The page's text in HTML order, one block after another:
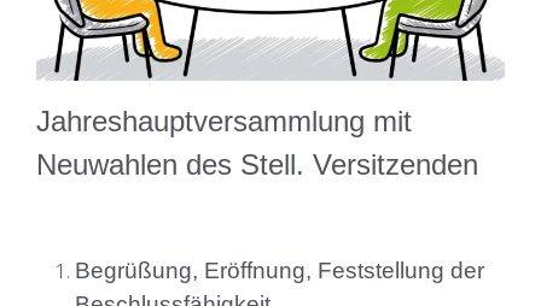
Jahreshauptversammlung mit
Neuwahlen des Stell. Versitzenden
Begrüßung, Eröffnung, Feststellung der